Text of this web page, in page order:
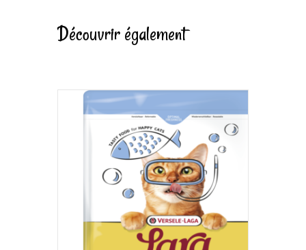
Découvrir également